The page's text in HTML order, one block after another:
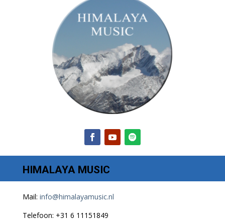
HIMALAYA MUSIC
Mail: info@himalayamusic.nl
Telefoon: +31 6 11151849